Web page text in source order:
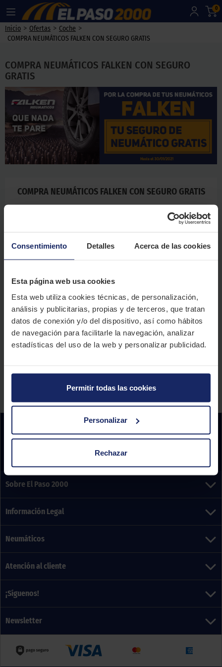
Consentimiento Detalles Acerca de las cookies
Esta página web usa cookies
Esta web utiliza cookies técnicas, de personalización,
análisis y publicitarias, propias y de terceros, que tratan
datos de conexión y/o del dispositivo, así como hábitos
de navegación para facilitarle la navegación, analizar
estadísticas del uso de la web y personalizar publicidad.
Permitir todas las cookies
Personalizar
Rechazar
0
Inicio > Ofertas > Coche >
COMPRA NEUMÁTICOS FALKEN CON SEGURO GRATIS
COMPRA NEUMÁTICOS FALKEN CON SEGURO
GRATIS
COMPRA NEUMÁTICOS FALKEN CON SEGURO GRATIS
GRATIS el SEGURO DE TUS NEUMÁTICOScomprando
Entra en la web de El Paso 2000 o ven a tu taller más cercano para
Sólo hasta el 30 de enero de 2021 en tu taller El Paso 2000.
NEUMÁTICOS FALKEN CANARIAS
neumáticos Falken en El Paso 2000. Válido para neumáticos de gamma turismo y
Sobre El Paso 2000
Información Legal
Neumáticos
Atención al cliente
¡Síguenos!
Newsletter